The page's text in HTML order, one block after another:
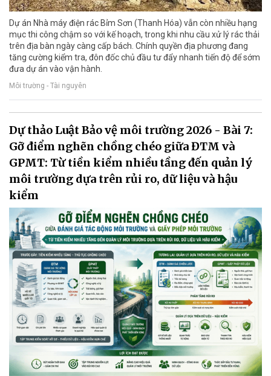
Dự án Nhà máy điện rác Bỉm Sơn (Thanh Hóa) vẫn còn nhiều hạng
mục thi công chậm so với kế hoạch, trong khi nhu cầu xử lý rác thải
trên địa bàn ngày càng cấp bách. Chính quyền địa phương đang
tăng cường kiểm tra, đôn đốc chủ đầu tư đẩy nhanh tiến độ để sớm
đưa dự án vào vận hành.
Môi trường - Tài nguyên
Dự thảo Luật Bảo vệ môi trường 2026 - Bài 7:
Gỡ điểm nghẽn chồng chéo giữa ĐTM và
GPMT: Từ tiền kiểm nhiều tầng đến quản lý
môi trường dựa trên rủi ro, dữ liệu và hậu
kiểm